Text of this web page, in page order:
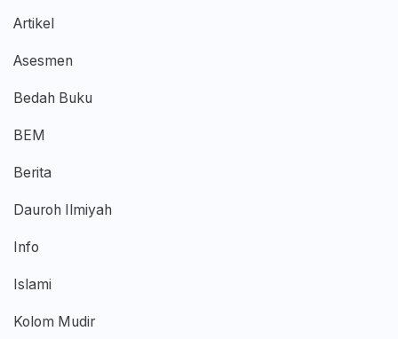
Artikel
Asesmen
Bedah Buku
BEM
Berita
Dauroh Ilmiyah
Info
Islami
Kolom Mudir